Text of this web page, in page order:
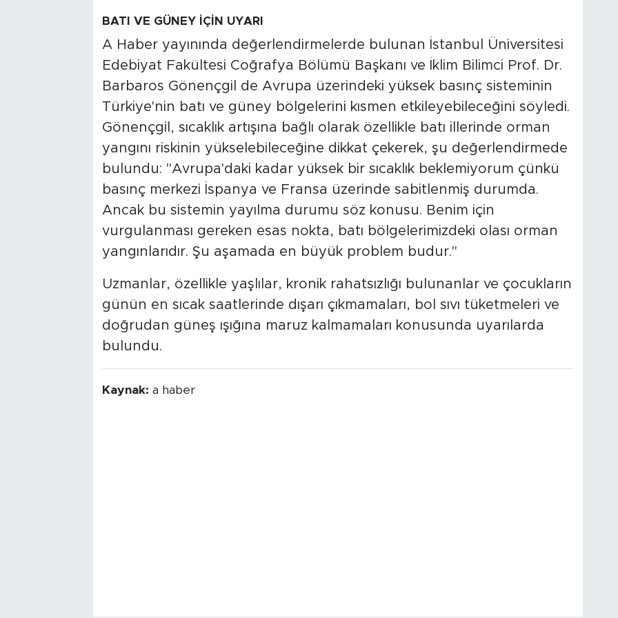
BATI VE GÜNEY İÇİN UYARI
A Haber yayınında değerlendirmelerde bulunan İstanbul Üniversitesi
Edebiyat Fakültesi Coğrafya Bölümü Başkanı ve İklim Bilimci Prof. Dr.
Barbaros Gönençgil de Avrupa üzerindeki yüksek basınç sisteminin
Türkiye'nin batı ve güney bölgelerini kısmen etkileyebileceğini söyledi.
Gönençgil, sıcaklık artışına bağlı olarak özellikle batı illerinde orman
yangını riskinin yükselebileceğine dikkat çekerek, şu değerlendirmede
bulundu: "Avrupa'daki kadar yüksek bir sıcaklık beklemiyorum çünkü
basınç merkezi İspanya ve Fransa üzerinde sabitlenmiş durumda.
Ancak bu sistemin yayılma durumu söz konusu. Benim için
vurgulanması gereken esas nokta, batı bölgelerimizdeki olası orman
yangınlarıdır. Şu aşamada en büyük problem budur."
Uzmanlar, özellikle yaşlılar, kronik rahatsızlığı bulunanlar ve çocukların
günün en sıcak saatlerinde dışarı çıkmamaları, bol sıvı tüketmeleri ve
doğrudan güneş ışığına maruz kalmamaları konusunda uyarılarda
bulundu.
Kaynak: a haber